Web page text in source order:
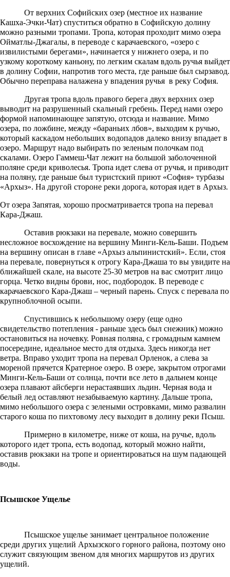
От верхних Софийских озер (местное их название
Кашха-Эчки-Чат) спуститься обратно в Софийскую долину
можно разными тропами. Тропа, которая проходит мимо озера
Ойматлы-Джагалы, в переводе с карачаевского, «озеро с
извилистыми берегами», начинается у нижнего озера, и по
узкому короткому каньону, по легким скалам вдоль ручья выйдет
в долину Софии, напротив того места, где раньше был сырзавод.
Обычно переправа налажена у впадения ручья в реку София.
Другая тропа вдоль правого берега двух верхних озер
выводит на разрушенный скальный гребень. Перед нами озеро
формой напоминающее запятую, отсюда и название. Мимо
озера, по ложбине, между «бараньих лбов», выходим к ручью,
который каскадом небольших водопадов далеко внизу впадает в
озеро. Маршрут надо выбирать по зеленым полочкам под
скалами. Озеро Гаммеш-Чат лежит на большой заболоченной
поляне среди криволесья. Тропа идет слева от ручья, и приводит
на поляну, где раньше был туристский приют «София» турбазы
«Архыз». На другой стороне реки дорога, которая идет в Архыз.
От озера Запятая, хорошо просматривается тропа на перевал
Кара-Джаш.
Оставив рюкзаки на перевале, можно совершить
несложное восхождение на вершину Минги-Кель-Баши. Подъем
на вершину описан в главе «Архыз альпинистский». Если, стоя
на перевале, повернуться к отрогу Кара-Джаша то вы увидите на
ближайшей скале, на высоте 25-30 метров на вас смотрит лицо
горца. Четко видны брови, нос, подбородок. В переводе с
карачаевского Кара-Джаш – черный парень. Спуск с перевала по
крупноблочной осыпи.
Спустившись к небольшому озеру (еще одно
свидетельство потепления - раньше здесь был снежник) можно
остановиться на ночевку. Ровная поляна, с громадным камнем
посередине, идеальное место для отдыха. Здесь никогда нет
ветра. Вправо уходит тропа на перевал Орленок, а слева за
мореной прячется Кратерное озеро. В озере, закрытом отрогами
Минги-Кель-Баши от солнца, почти все лето в дальнем конце
озера плавают айсберги нерастаявших льдин. Черная вода и
белый лед оставляют незабываемую картину. Дальше тропа,
мимо небольшого озера с зелеными островками, мимо развалин
старого коша по пихтовому лесу выходит в долину реки Псыш.
Примерно в километре, ниже от коша, на ручье, вдоль
которого идет тропа, есть водопад, который можно найти,
оставив рюкзаки на тропе и ориентироваться на шум падающей
воды.
Псышское Ущелье
Псышское ущелье занимает центральное положение
среди других ущелий Архызского горного района, поэтому оно
служит связующим звеном для многих маршрутов из других
ущелий.